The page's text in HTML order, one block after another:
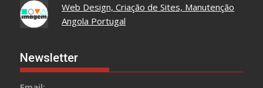
Web Design, Criação de Sites, Manutenção
Angola Portugal
Newsletter